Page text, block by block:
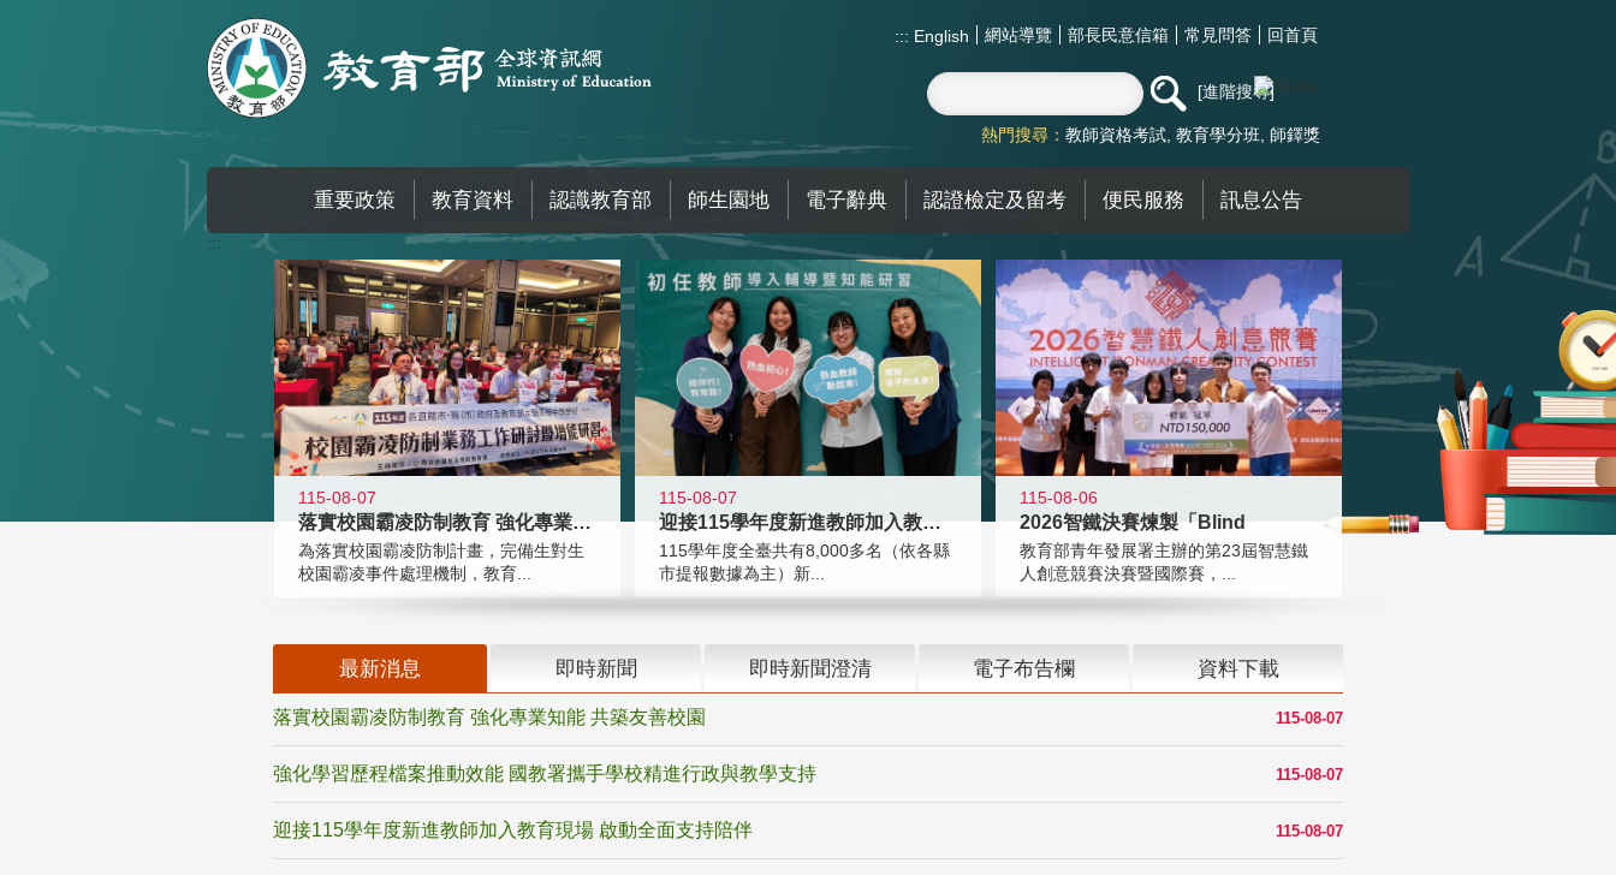
::: English 網站導覽 部長民意信箱 常見問答 回首頁
進階搜尋
熱門搜尋： 教師資格考試 教育學分班 師鐸獎
重要政策 教育資料 認識教育部 師生園地 電子辭典 認證檢定及留考 便民服務 訊息公告
:::
115-08-07
落實校園霸凌防制教育 強化專業知能
為落實校園霸凌防制計畫，完備生對生
校園霸凌事件處理機制，教育...
115-08-07
迎接115學年度新進教師加入教育現
115學年度全臺共有8,000多名（依各縣
市提報數據為主）新...
115-08-06
2026智鐵決賽煉製「Blind
教育部青年發展署主辦的第23屆智慧鐵
人創意競賽決賽暨國際賽，...
最新消息 即時新聞 即時新聞澄清 電子布告欄 資料下載
115-08-07
落實校園霸凌防制教育 強化專業知能 共築友善校園
115-08-07
強化學習歷程檔案推動效能 國教署攜手學校精進行政與教學支持
115-08-07
迎接115學年度新進教師加入教育現場 啟動全面支持陪伴